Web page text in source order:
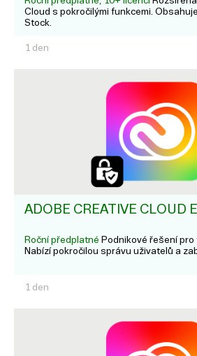
Cloud s pokročilými funkcemi.
Stock.
1 den
ADOBE CREATIVE CLOUD
Roční předplatné Podnikové řešení
Nabízí pokročilou správu uživatelů a
1 den